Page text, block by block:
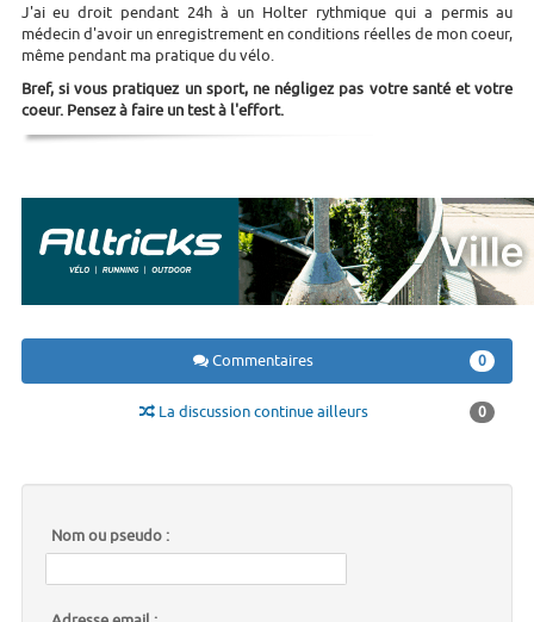
J'ai eu droit pendant 24h à un Holter rythmique qui a permis au
médecin d'avoir un enregistrement en conditions réelles de mon coeur,
même pendant ma pratique du vélo.
Bref, si vous pratiquez un sport, ne négligez pas votre santé et votre
coeur. Pensez à faire un test à l'effort.
Commentaires 0
La discussion continue ailleurs 0
Nom ou pseudo :